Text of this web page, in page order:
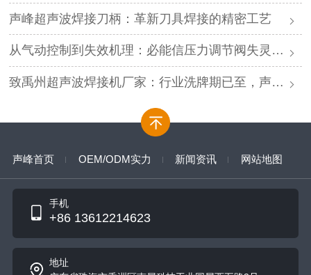
声峰超声波焊接刀柄：革新刀具焊接的精密工艺
从气动控制到失效机理：必能信压力调节阀失灵的深度解析与专业修复
致禹州超声波焊接机厂家：行业洗牌期已至，声峰源头工厂邀您抱团取暖
声峰首页 OEM/ODM实力 新闻资讯 网站地图
手机
+86 13612214623
地址